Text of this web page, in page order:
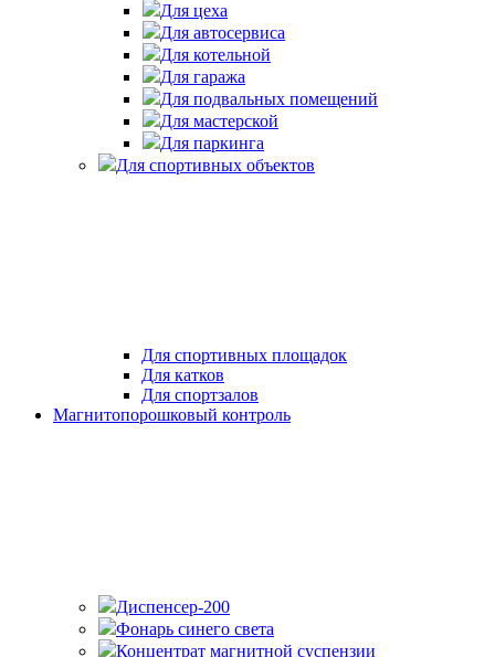
Для цеха
Для автосервиса
Для котельной
Для гаража
Для подвальных помещений
Для мастерской
Для паркинга
Для спортивных объектов
Для спортивных площадок
Для катков
Для спортзалов
Магнитопорошковый контроль
Диспенсер-200
Фонарь синего света
Концентрат магнитной суспензии